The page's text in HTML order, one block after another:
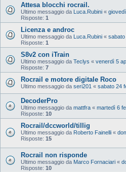
Attesa blocchi rocrail.
Ultimo messaggio da Luca.Rubini «
Risposte: 1
Licenza e androc
Ultimo messaggio da Luca.Rubini « sabato
Risposte: 1
S8v2 con iTrain
Ultimo messaggio da Teclys « venerdì 5
Risposte: 7
Rocrail e motore digitale Roco
Ultimo messaggio da seri201 « sabato 24
DecoderPro
Ultimo messaggio da mattfra « martedì 6
Risposte: 10
Rocrail/dccworld/tillig
Ultimo messaggio da Roberto Fainelli «
Risposte: 15
Rocrail non risponde
Ultimo messaggio da Marco Fornaciari «
Risposte: 10